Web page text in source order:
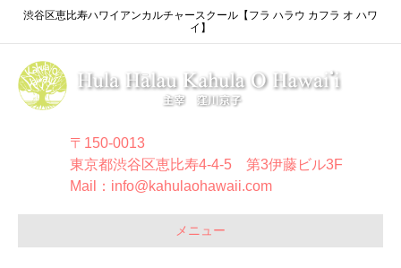
渋谷区恵比寿ハワイアンカルチャースクール【フラ ハラウ カフラ オ ハワ
イ】
〒150-0013
東京都渋谷区恵比寿4-4-5 第3伊藤ビル3F
Mail：info@kahulaohawaii.com
メニュー